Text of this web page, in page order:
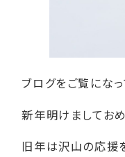
ブログをご覧にな
新年明けましてお
旧年は沢山の応援